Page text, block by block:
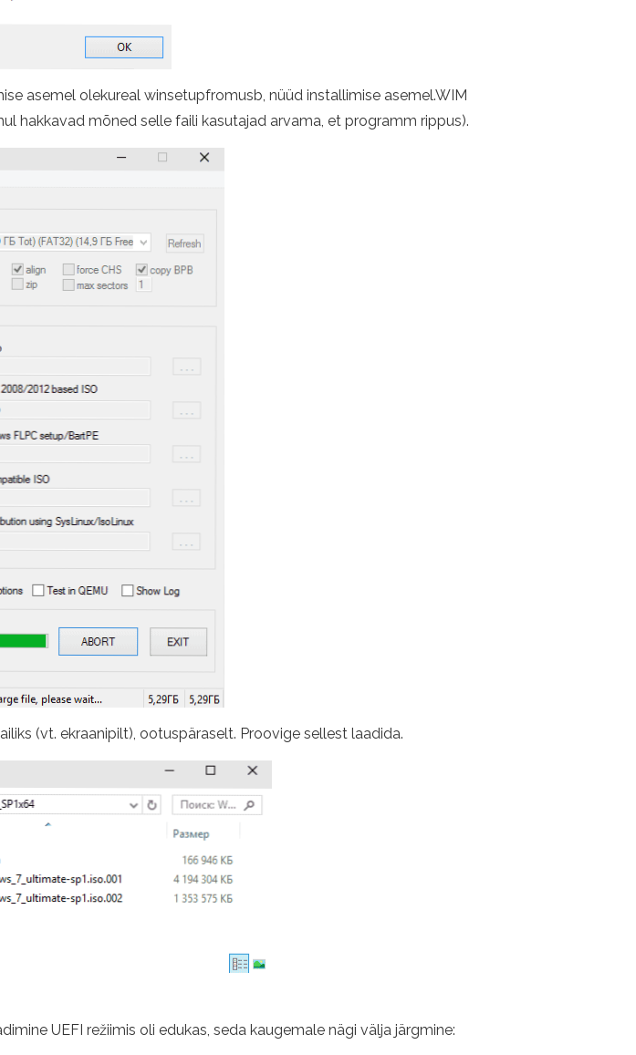
asemel olekureal winsetupfromusb, nüüd installimise asemel.WIM
hakkavad mõned selle faili kasutajad arvama, et programm rippus).
(vt. ekraanipilt), ootuspäraselt. Proovige sellest laadida.
UEFI režiimis oli edukas, seda kaugemale nägi välja järgmine: